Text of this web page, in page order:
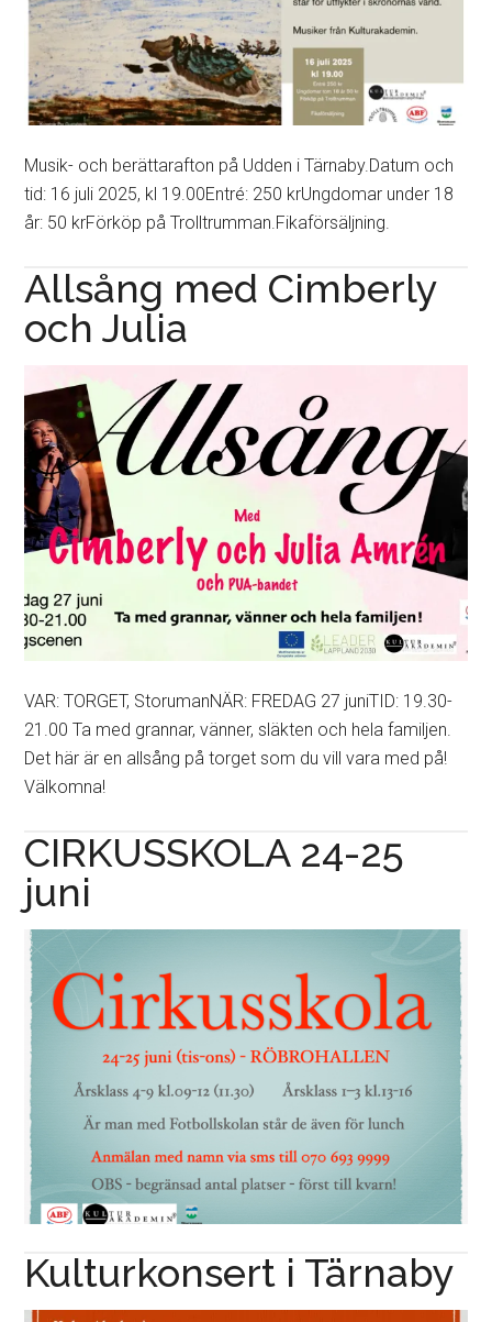
Musik- och berättarafton på Udden i Tärnaby.Datum och
tid: 16 juli 2025, kl 19.00Entré: 250 krUngdomar under 18
år: 50 krFörköp på Trolltrumman.Fikaförsäljning.
Allsång med Cimberly
och Julia
VAR: TORGET, StorumanNÄR: FREDAG 27 juniTID: 19.30-
21.00 Ta med grannar, vänner, släkten och hela familjen.
Det här är en allsång på torget som du vill vara med på!
Välkomna!
CIRKUSSKOLA 24-25
juni
Kulturkonsert i Tärnaby